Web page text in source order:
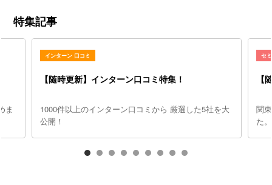
特集記事
ま
インターン 口コミ
【随時更新】インターン口コミ特集！
1000件以上のインターン口コミから 厳選した5社を大
公開！
セ
【
関
た。